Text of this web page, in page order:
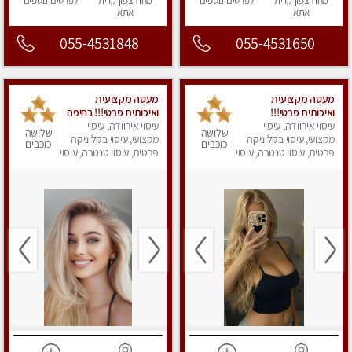
אתא
055-4531650
אתא
055-4531848
מעסה מקצועית
ואיכותית פרטי!!!
עיסוי אירוודה, עיסוי
מקצועי, עיסוי בקליניקה
פרטית, עיסוי טנטרה, עיסוי
שלושה
כוכבים
מעסה מקצועית
ואיכותית פרטי!!! בחיפה
עיסוי אירוודה, עיסוי
מקצועי, עיסוי בקליניקה
פרטית, עיסוי טנטרה, עיסוי
שלושה
כוכבים